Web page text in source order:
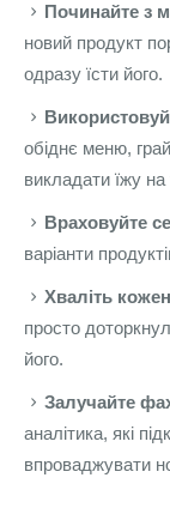
Починайте з
новий продукт
одразу їсти його.
обіднє меню,
викладати їжу на
Враховуйте
варіанти
Хваліть
просто
його.
Залучайте
аналітика, які
впроваджувати